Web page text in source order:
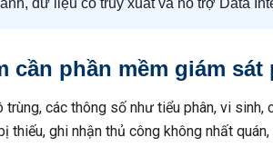
cần phần mềm giám sát
các thông số như tiểu phân, vi
thiếu, ghi nhận thủ công không nhất